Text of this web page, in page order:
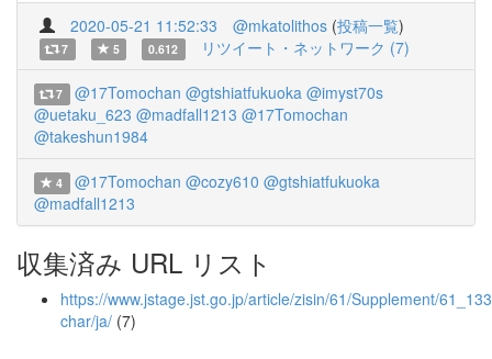
2020-05-21 11:52:33 @mkatolithos (投稿一覧)
7 5 0.612 リツイート・ネットワーク (7)
7 @17Tomochan @gtshiatfukuoka @imyst70s
@uetaku_623 @madfall1213 @17Tomochan
@takeshun1984
4 @17Tomochan @cozy610 @gtshiatfukuoka
@madfall1213
収集済み URL リスト
https://www.jstage.jst.go.jp/article/zisin/61/Supplement/
char/ja/ (7)